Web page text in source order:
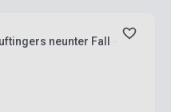
neunter Fall -